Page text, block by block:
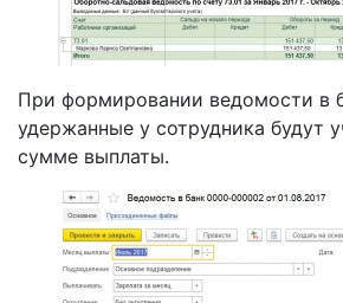
При формировании ведомости в
удержанные у сотрудника будут
сумме выплаты.